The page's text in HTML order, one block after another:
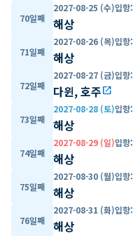
70일째
2027-08-25 (수)입항:
해상
71일째
2027-08-26 (목)입항:
해상
72일째
2027-08-27 (금)입항:
다윈, 호주open_in_new
73일째
2027-08-28 (토)입항:
해상
74일째
2027-08-29 (일)입항:
해상
75일째
2027-08-30 (월)입항:
해상
76일째
2027-08-31 (화)입항:
해상